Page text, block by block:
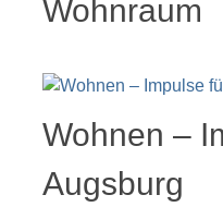
Wohnraum
Wohnen –
Augsburg